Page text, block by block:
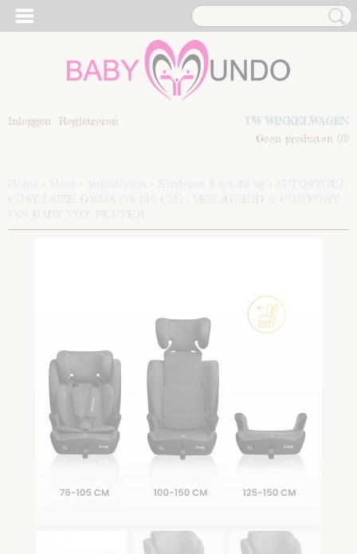
Inloggen Registreren
UW WINKELWAGEN
Geen producten (0)
Home > Meer > Autostoelen > Kinderen 9 tot 36 kg >
AUTOSTOEL
COSY I-SIZE GRIJS (76-150 CM) – VEILIGHEID & COMFORT
VAN BABY TOT PEUTER